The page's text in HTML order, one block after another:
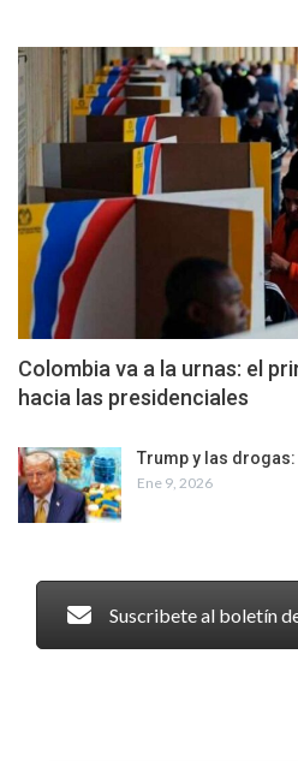
Colombia va a la urnas: el
hacia las presidenciales
Trump y las
Ene 9, 2026
Suscribete al boletín